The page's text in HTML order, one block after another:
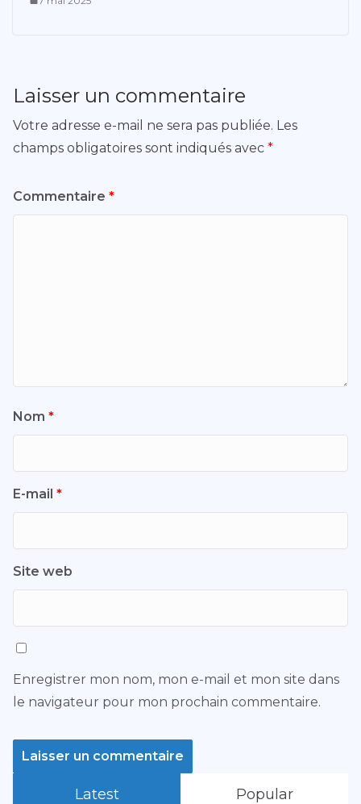
Laisser un commentaire
Votre adresse e-mail ne sera pas publiée. Les
champs obligatoires sont indiqués avec *
Commentaire *
Nom *
E-mail *
Site web
Enregistrer mon nom, mon e-mail et mon site dans
le navigateur pour mon prochain commentaire.
Latest Popular